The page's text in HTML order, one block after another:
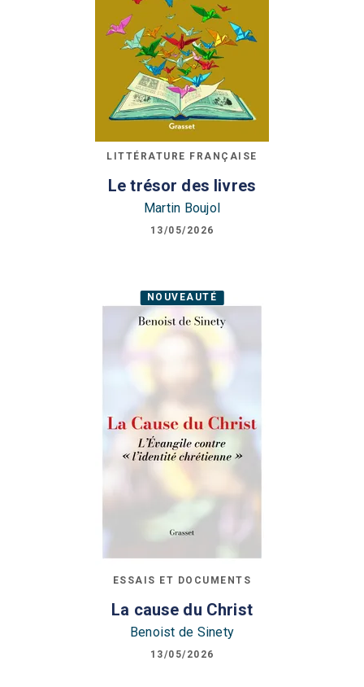
LITTÉRATURE FRANÇAISE
Le trésor des livres
Martin Boujol
13/05/2026
NOUVEAUTÉ
ESSAIS ET DOCUMENTS
La cause du Christ
Benoist de Sinety
13/05/2026